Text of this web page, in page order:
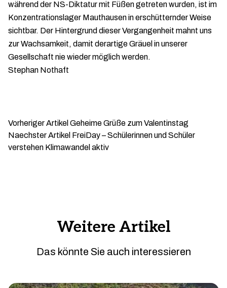
während der NS-Diktatur mit Füßen getreten wurden, ist im
Konzentrationslager Mauthausen in erschütternder Weise
sichtbar. Der Hintergrund dieser Vergangenheit mahnt uns
zur Wachsamkeit, damit derartige Gräuel in unserer
Gesellschaft nie wieder möglich werden.
Stephan Nothaft
Vorheriger Artikel Geheime Grüße zum Valentinstag
Naechster Artikel FreiDay – Schülerinnen und Schüler
verstehen Klimawandel aktiv
Weitere Artikel
Das könnte Sie auch interessieren